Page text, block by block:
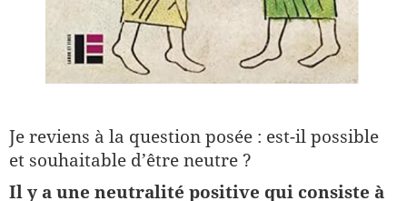
Je reviens à la question posée : est-il possible
et souhaitable d’être neutre ?
Il y a une neutralité positive qui consiste à